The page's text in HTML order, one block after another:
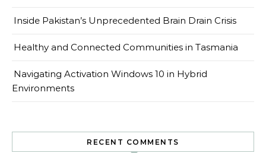
Inside Pakistan’s Unprecedented Brain Drain Crisis
Healthy and Connected Communities in Tasmania
Navigating Activation Windows 10 in Hybrid
Environments
RECENT COMMENTS